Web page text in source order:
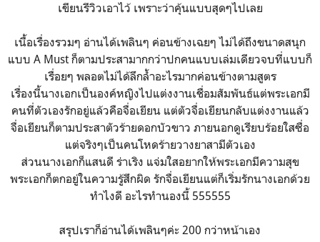
เขียนรีวิวเอาไว้ เพราะว่าคุ้นแบบสุดๆไปเลย
เนื้อเรื่องรวมๆ อ่านได้เพลินๆ ค่อนข้างเฉยๆ ไม่ได้ถึงขนาดสนุก
แบบ A Must ก็ตามประสามากกว่าปกคนแบบเล่มเดียวจบที่แบบก็
เรื่อยๆ พลอตไม่ได้ลึกล้ำอะไรมากค่อนข้างตามสูตร
เรื่องนี้นางเอกเป็นองค์หญิงไปแต่งงานเชื่อมสัมพันธ์แต่พระเอกมี
คนที่ตัวเองรักอยู่แล้วคือจื่อเยียน แต่ตัวจื่อเยียนกลับแต่งงานแล้ว
จื่อเยียนก็ตามประสาตัวร้ายดอกบัวขาว ภายนอกดูเรียบร้อยใสซื่อ
แต่จริงๆเป็นคนโหดร้ายวางยาสามีตัวเอง
ส่วนนางเอกก็แสนดี ร่าเริง แจ่มใสอยากให้พระเอกมีความสุข
พระเอกก็ตกอยู่ในความรู้สึกผิด รักจื่อเยียนแต่ก็เริ่มรักนางเอกด้วย
ทำไงดี อะไรทำนองนี้ 555555
สรุปเราก็อ่านได้เพลินๆค่ะ 200 กว่าหน้าเอง